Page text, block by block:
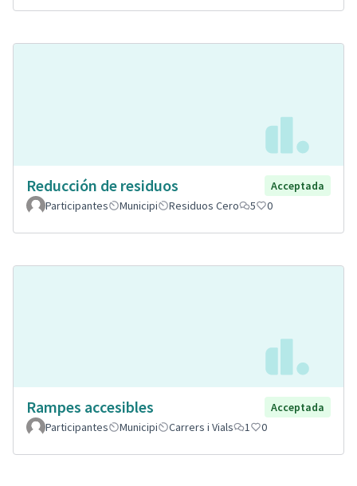
Reducción de residuos
Acceptada
Participantes
Municipi Residuos Cero 5 0
Rampes accesibles
Acceptada
Participantes
Municipi Carrers i Vials 1 0